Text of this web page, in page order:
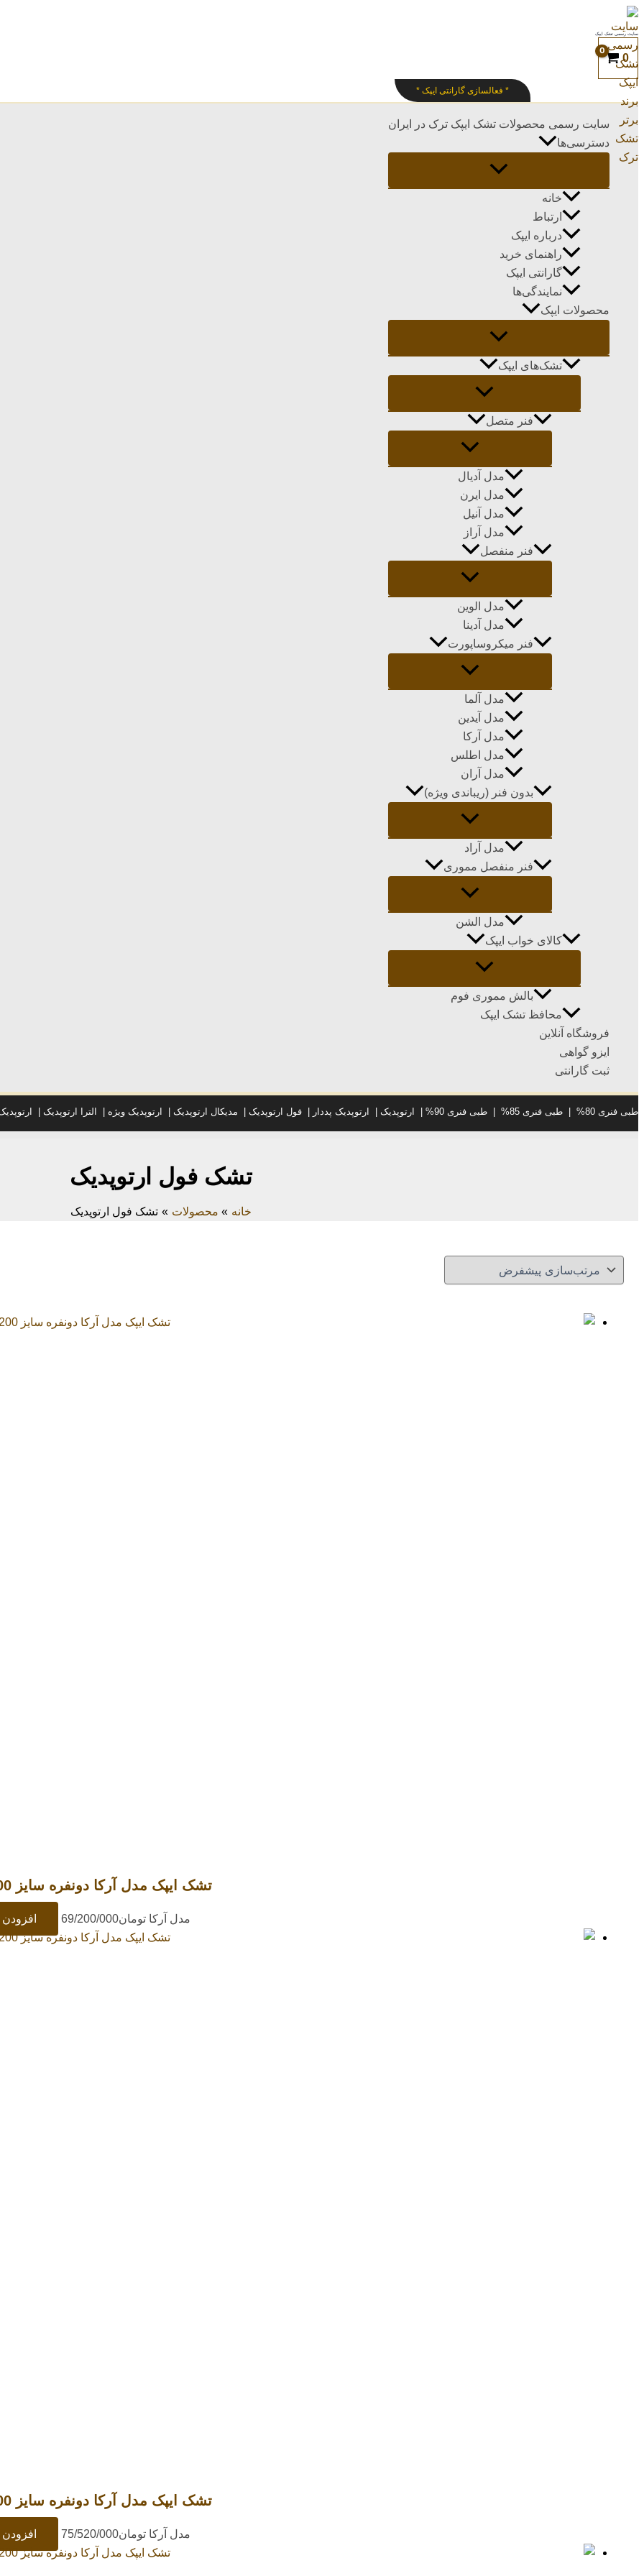
پرش
به
محتوا
سایت رسمی تشک ایپک
0
* فعالسازی گارانتی ایپک *
سایت رسمی محصولات تشک ایپک ترک در ایران
دسترسی‌ها
خانه
ارتباط
درباره ایپک
راهنمای خرید
گارانتی ایپک
نمایندگی‌ها
محصولات ایپک
تشک‌های ایپک
فنر متصل
مدل آدیال
مدل ایرن
مدل آنیل
مدل آراز
فنر منفصل
مدل الوین
مدل آدینا
فنر میکروساپورت
مدل آلما
مدل آیدین
مدل آرکا
مدل اطلس
مدل آران
بدون فنر (ریباندی ویژه)
مدل آراد
فنر منفصل مموری
مدل الشن
کالای خواب ایپک
بالش مموری فوم
محافظ تشک ایپک
فروشگاه آنلاین
ایزو گواهی
ثبت گارانتی
طبی فنری 80% طبی فنری 85% طبی فنری 90% ارتوپدیک ارتوپدیک پددار فول ارتوپدیک مدیکال ارتوپدیک ارتوپدیک ویژه الترا ارتوپدیک
تشک فول ارتوپدیک
خانه محصولات تشک فول ارتوپدیک
تشک ایپک مدل آرکا دونفره سایز 200×140 سانتیمتر
مدل آرکا تومان69/200/000
تشک ایپک مدل آرکا دونفره سایز 200×160 سانتیمتر
مدل آرکا تومان75/520/000